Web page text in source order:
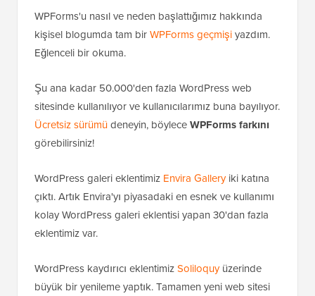
WPForms'u nasıl ve neden başlattığımız hakkında
kişisel blogumda tam birWPForms geçmişiyazdım.
Eğlenceli bir okuma.
Şu ana kadar 50.000'den fazla WordPress web
sitesinde kullanılıyor ve kullanıcılarımız buna bayılıyor.
Ücretsiz sürümüdeneyin, böyleceWPForms farkını
görebilirsiniz!
WordPress galeri eklentimiz Envira Galleryiki katına
çıktı. Artık Envira'yı piyasadaki en esnek ve kullanımı
kolay WordPress galeri eklentisi yapan 30'dan fazla
eklentimiz var.
WordPress kaydırıcı eklentimizSoliloquyüzerinde
büyük bir yenileme yaptık. Tamamen yeni web sitesi